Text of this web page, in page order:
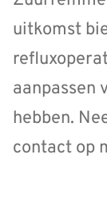
uitkomst
aanpassen
hebben.
contact op